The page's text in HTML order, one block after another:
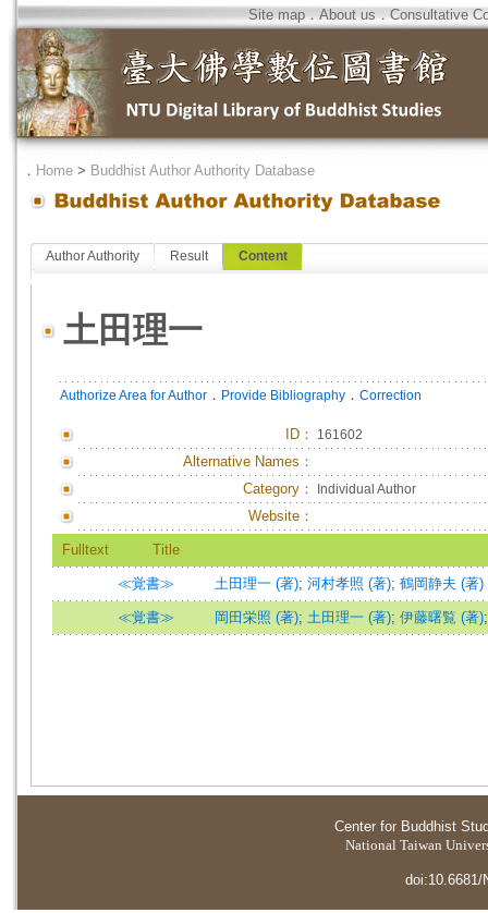
Site map．About us．Consultative
． Home > Buddhist Author Authority Database
Author Authority Result Content
土田理一
Authorize Area for Author ． Provide Bibliography ． Correction
ID ： 161602
Alternative Names：
Category：
Individual Author
Website：
Fulltext Title
≪覚書≫ 土田理一 (著); 河村孝照 (著); 鶴岡静夫 (著)
≪覚書≫ 岡田栄照 (著); 土田理一 (著); 伊藤曙覧 (著)
Center for Buddhist
National Taiwan
doi:10.6681/